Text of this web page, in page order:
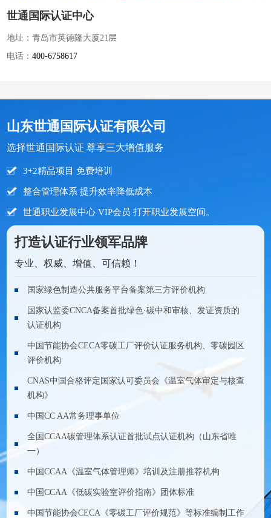
世通国际认证中心
地址：青岛市英德隆大厦21层
电话：400-6758617
山东世通国际认证有限公司
选择世通国际认证 尊享三大增值服务
3+2精品项目 免费培训
整合管理体系 提升效率降低成本
世通职业发展中心 VIP会员 打开职业发展空间。
打造认证行业领军品牌
专业、权威、增值、可信赖！
国家绿色制造公共服务平台备案第三方评价机构
国家认监委CNCA备案首批绿色·碳中和审核、发证资质的
认证机构
中国节能协会CECA零碳工厂评价认证服务机构、零碳园区
评价机构
CNAS中国合格评定国家认可委员会《温室气体审定与核查
机构》
中国CC AA常务理事单位
全国CCAA碳管理体系认证首批试点认证机构（山东省唯
一）
中国CCAA《温室气体管理师》培训及注册推荐机构
中国CCAA《低碳实验室评价指南》团体标准
中国节能协会CECA《零碳工厂评价规范》等标准编制工作